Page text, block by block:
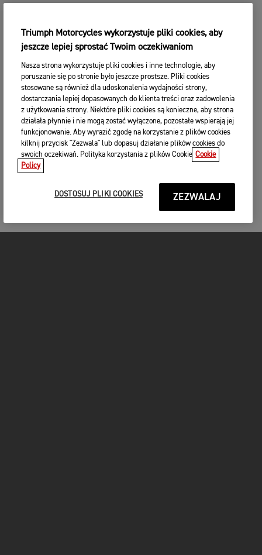
Triumph Motorcycles wykorzystuje pliki cookies, aby
jeszcze lepiej sprostać Twoim oczekiwaniom
Nasza strona wykorzystuje pliki cookies i inne technologie, aby
poruszanie się po stronie było jeszcze prostsze. Pliki cookies
stosowane są również dla udoskonalenia wydajności strony,
dostarczania lepiej dopasowanych do klienta treści oraz zadowolenia
z użytkowania strony. Niektóre pliki cookies są konieczne, aby strona
działała płynnie i nie mogą zostać wyłączone, pozostałe wspierają jej
funkcjonowanie. Aby wyrazić zgodę na korzystanie z plików cookies
kilknij przycisk "Zezwala" lub dopasuj działanie plików cookies do
swoich oczekiwań. Polityka korzystania z plików Cookie Cookie
Policy
DOSTOSUJ PLIKI COOKIES ZEZWALAJ